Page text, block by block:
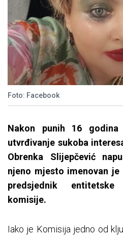
Foto: Facebook
Nakon punih 16
utvrđivanje sukoba
Obrenka Slijepčević
njeno mjesto imenovan
predsjednik
komisije.
Iako je Komisija jedno od